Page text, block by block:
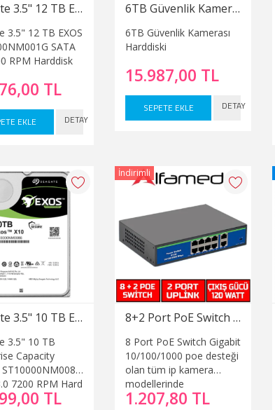
Seagate 3.5" 12 TB EXOS ST12000NM001G SATA 3.0 7200 RPM Harddisk
3.5" 12 TB EXOS
SATA
RPM Harddisk
TL
EKLE DETAY
6TB Güvenlik Kamerası Harddiski
6TB Güvenlik Kamerası
Harddiski
15.987,00 TL
SEPETE EKLE DETAY
Seagate 3.5" 10 TB Enterprise Capacity Helium ST10000NM0086 SATA 3.0 7200 RPM Hard Disk
3.5" 10 TB
Capacity
7200 RPM Hard
TL
8+2 Port PoE Switch Gigabit 10/100/1000 2 Port Uplink Gigabit
8 Port PoE Switch Gigabit
10/100/1000 poe desteği
olan tüm ip kamera
modellerinde
kullanabilirsiniz. Cihaz
1.207,80 TL
İndirimli